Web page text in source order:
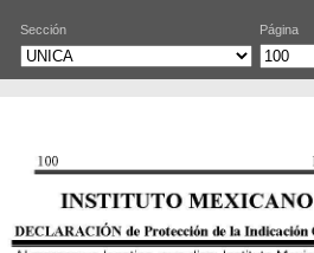
Sección Página